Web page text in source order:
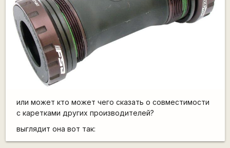
или может кто может чего сказать о совместимости
с каретками других производителей?
выглядит она вот так: